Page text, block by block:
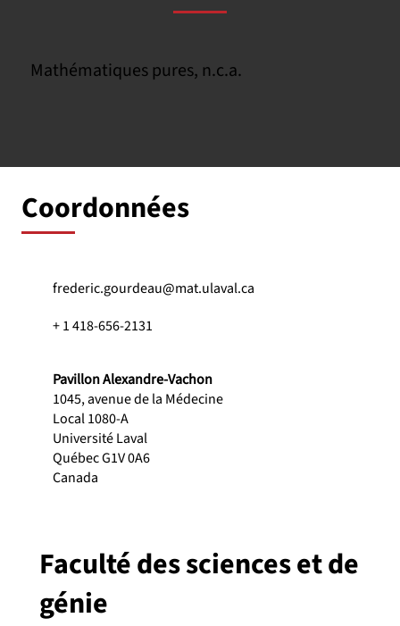
Mathématiques pures, n.c.a.
Coordonnées
frederic.gourdeau@mat.ulaval.ca
+ 1 418-656-2131
Pavillon Alexandre-Vachon
1045, avenue de la Médecine
Local 1080-A
Université Laval
Québec G1V 0A6
Canada
Faculté des sciences et de
génie